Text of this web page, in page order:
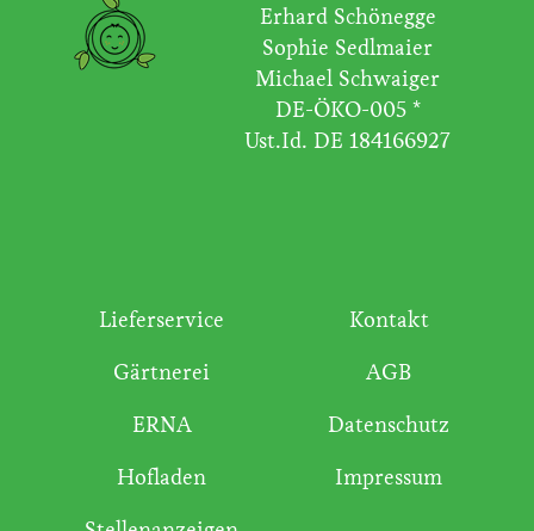
Erhard Schönegge
Sophie Sedlmaier
Michael Schwaiger
DE-ÖKO-005 *
Ust.Id. DE 184166927
Lieferservice
Gärtnerei
ERNA
Hofladen
Kontakt
AGB
Datenschutz
Impressum